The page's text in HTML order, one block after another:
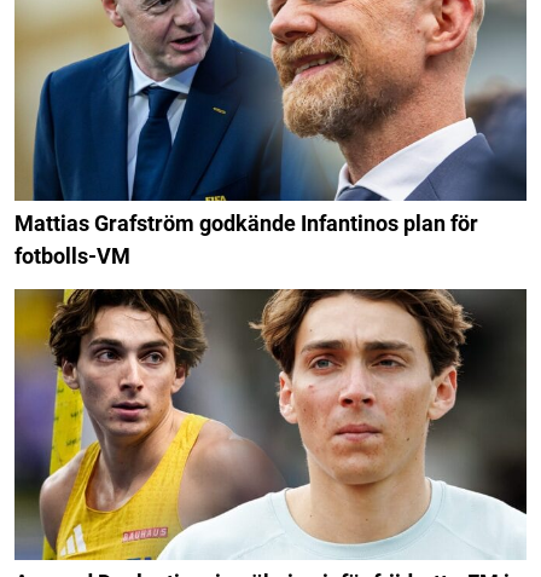
Mattias Grafström godkände Infantinos plan för
fotbolls-VM